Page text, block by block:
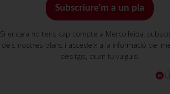
Subscriure'm a un pla
Si encara no tens cap compte a Mercolleida,
dels nostres plans i accedeix a la informació del
desitgis, quan tu vulguis.